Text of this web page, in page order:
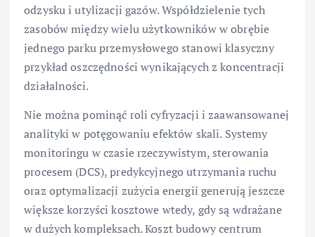
odzysku i utylizacji gazów. Współdzielenie tych
zasobów między wielu użytkowników w obrębie
jednego parku przemysłowego stanowi klasyczny
przykład oszczędności wynikających z koncentracji
działalności.
Nie można pominąć roli cyfryzacji i zaawansowanej
analityki w potęgowaniu efektów skali. Systemy
monitoringu w czasie rzeczywistym, sterowania
procesem (DCS), predykcyjnego utrzymania ruchu
oraz optymalizacji zużycia energii generują jeszcze
większe korzyści kosztowe wtedy, gdy są wdrażane
w dużych kompleksach. Koszt budowy centrum